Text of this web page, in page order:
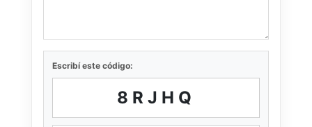
Escribí este código:
8RJHQ